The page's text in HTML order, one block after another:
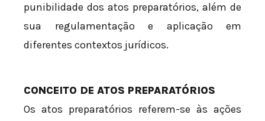
punibilidade dos atos preparatórios, além de
sua regulamentação e aplicação em
diferentes contextos jurídicos.
CONCEITO DE ATOS PREPARATÓRIOS
Os atos preparatórios referem-se às ações